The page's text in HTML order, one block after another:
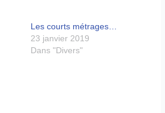
Les courts métrages…
23 janvier 2019
Dans "Divers"